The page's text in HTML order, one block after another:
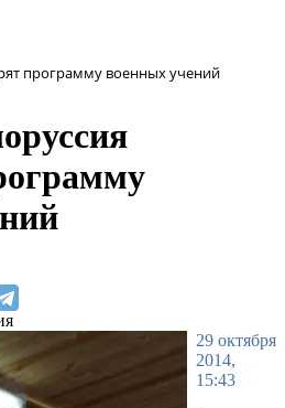
программу военных учений
29 октября
2014,
15:43